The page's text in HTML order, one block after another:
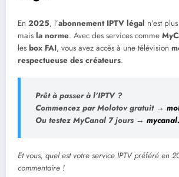
En 2025, l’abonnement IPTV légal n’est
mais la norme. Avec des services comme
les box FAI, vous avez accès à une télévision
respectueuse des créateurs.
Prêt à passer à l’IPTV ?
Commencez parMolotov gratuit→
Ou testez MyCanal 7 jours →
Et vous, quel est votre service IPTV préféré en
commentaire !